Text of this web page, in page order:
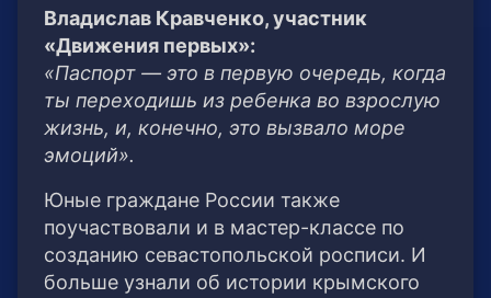
Владислав Кравченко, участник
«Движения первых»:
«Паспорт — это в первую очередь, когда
ты переходишь из ребенка во взрослую
жизнь, и, конечно, это вызвало море
эмоций».
Юные граждане России также
поучаствовали и в мастер-классе по
созданию севастопольской росписи. И
больше узнали об истории крымского